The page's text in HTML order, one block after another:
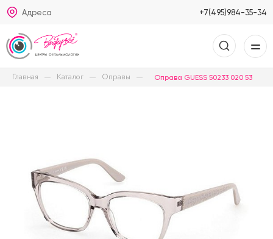
Адреса +7(495)984-35-34
Главная Каталог Оправы Оправа GUESS 50233 020 53